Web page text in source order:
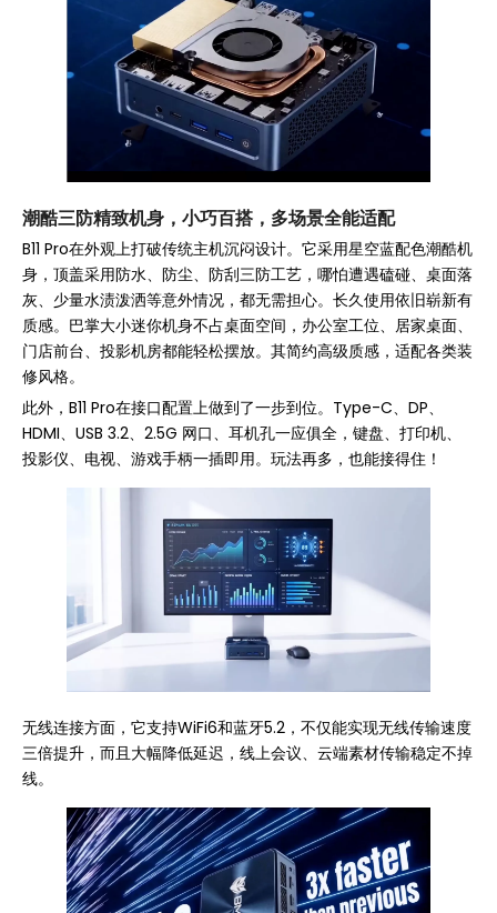
潮酷三防精致机身，小巧百搭，多场景全能适配
B11 Pro在外观上打破传统主机沉闷设计。它采用星空蓝配色潮酷机
身，顶盖采用防水、防尘、防刮三防工艺，哪怕遭遇磕碰、桌面落
灰、少量水渍泼洒等意外情况，都无需担心。长久使用依旧崭新有
质感。巴掌大小迷你机身不占桌面空间，办公室工位、居家桌面、
门店前台、投影机房都能轻松摆放。其简约高级质感，适配各类装
修风格。
此外，B11 Pro在接口配置上做到了一步到位。Type-C、DP、
HDMI、USB 3.2、2.5G 网口、耳机孔一应俱全，键盘、打印机、
投影仪、电视、游戏手柄一插即用。玩法再多，也能接得住！
无线连接方面，它支持WiFi6和蓝牙5.2，不仅能实现无线传输速度
三倍提升，而且大幅降低延迟，线上会议、云端素材传输稳定不掉
线。